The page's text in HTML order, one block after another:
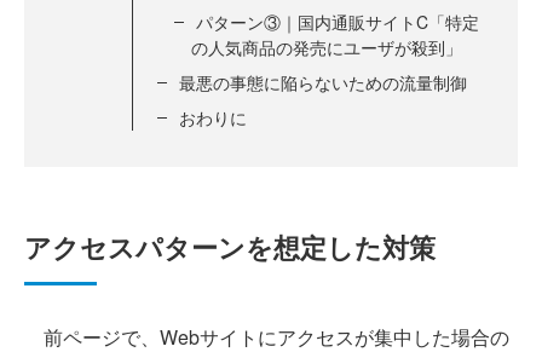
パターン③｜国内通販サイトC「特定
の人気商品の発売にユーザが殺到」
最悪の事態に陥らないための流量制御
おわりに
アクセスパターンを想定した対策
前ページで、Webサイトにアクセスが集中した場合の